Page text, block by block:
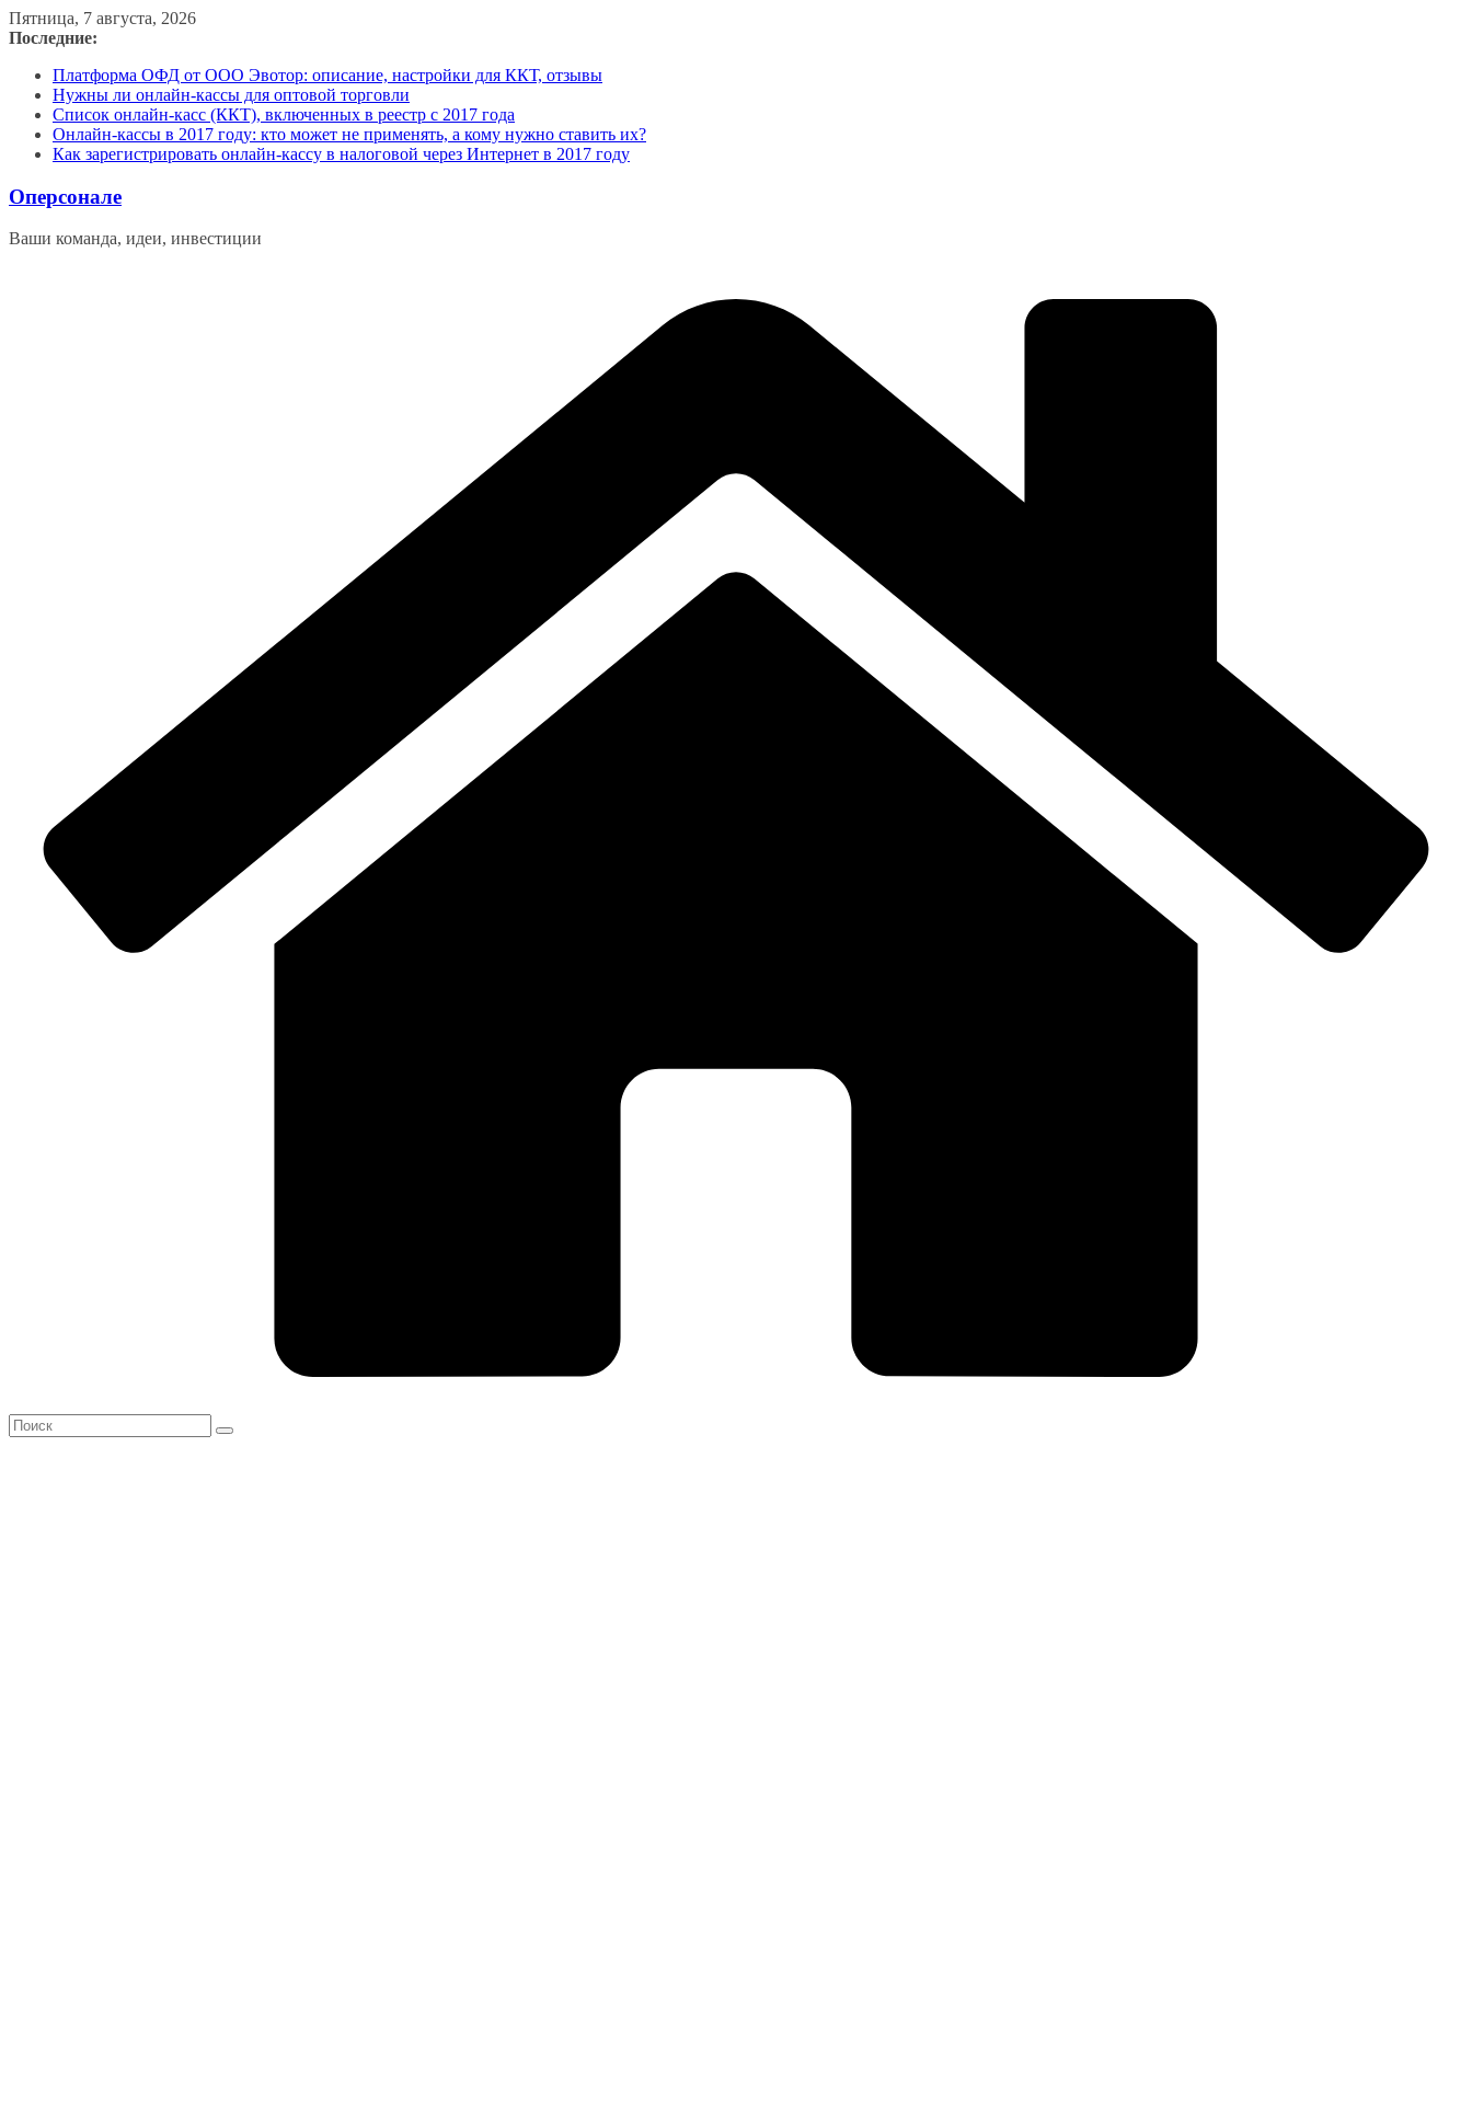
Перейти
к
Пятница, 7 августа, 2026
Последние:
Платформа ОФД от ООО Эвотор: описание, настройки для ККТ, отзывы
Нужны ли онлайн-кассы для оптовой торговли
Список онлайн-касс (ККТ), включенных в реестр с 2017 года
Онлайн-кассы в 2017 году: кто может не применять, а кому нужно ставить их?
Как зарегистрировать онлайн-кассу в налоговой через Интернет в 2017 году
Оперсонале
Ваши команда, идеи, инвестиции